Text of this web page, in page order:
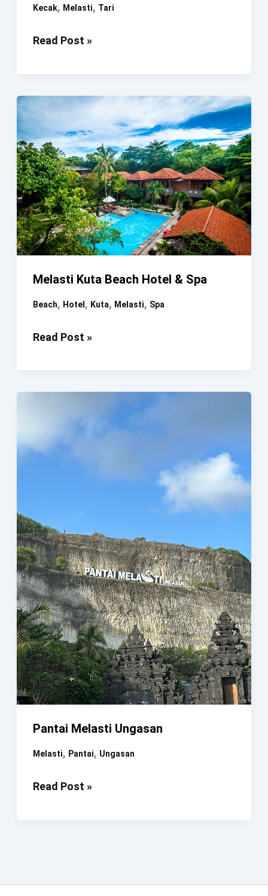
Kecak, Melasti, Tari
Tari
Read Post »
Melasti Kuta Beach Hotel & Spa
Beach, Hotel , Kuta, Melasti, Spa
Melasti
Read Post »
Pantai Melasti Ungasan
Melasti, Pantai, Ungasan
Pantai
Read Post »